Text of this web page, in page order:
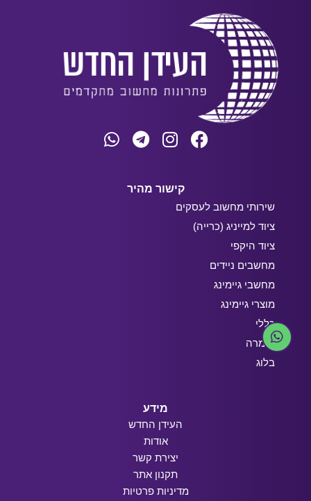
קישור מהיר
שירותי מחשוב לעסקים
ציוד למייניג (כרייה)
ציוד היקפי
מחשבים ניידים
מחשבי גיימינג
מוצרי גיימינג
כללי
חומרה
בלוג
מידע
העידן החדש
אודות
יצירת קשר
תקנון אתר
מדיניות פרטיות